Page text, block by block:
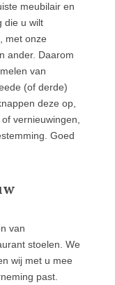
meubilair en
die u wilt
met onze
ander. Daarom
van
(of derde)
deze op,
vernieuwingen,
Goed
van
stoelen. We
wij met u mee
past.